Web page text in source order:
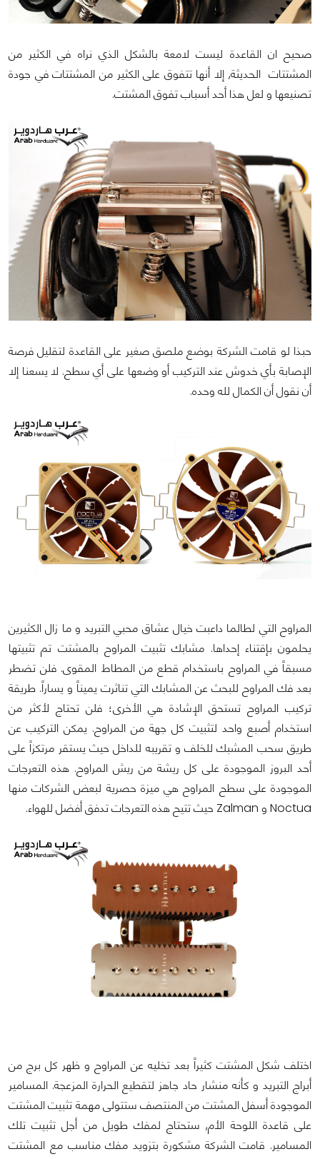
صحيح ان القاعدة ليست لامعة بالشكل الذي نراه في الكثير من
المشتتات الحديثة, إلا أنها تتفوق على الكثير من المشتتات في جودة
تصنيعها و لعل هذا أحد أسباب تفوق المشتت.
حبذا لو قامت الشركة بوضع ملصق صغير على القاعدة لتقليل فرصة
الإصابة بأي خدوش عند التركيب أو وضعها على أي سطح. لا يسعنا إلا
أن نقول أن الكمال لله وحده.
المراوح التي لطالما داعبت خيال عشاق محبي التبريد و ما زال الكثيرين
يحلمون بإقتناء إحداها. مشابك تثبيت المراوح بالمشتت تم تثبيتها
مسبقاً في المراوح باستخدام قطع من المطاط المقوى. فلن تضطر
بعد فك المراوح للبحث عن المشابك التي تناثرت يميناً و يساراً. طريقة
تركيب المراوح تستحق الإشادة هي الأخرى؛ فلن تحتاج لأكثر من
استخدام أصبع واحد لتثبيت كل جهة من المراوح. يمكن التركيب عن
طريق سحب المشبك للخلف و تقريبه للداخل حيث يستقر مرتكزاً على
أحد البروز الموجودة على كل ريشة من ريش المراوح. هذه التعرجات
الموجودة على سطح المراوح هي ميزة حصرية لبعض الشركات منها
Noctua و Zalman حيث تتيح هذه التعرجات تدفق أفضل للهواء.
اختلف شكل المشتت كثيراً بعد تخليه عن المراوح و ظهر كل برج من
أبراج التبريد و كأنه منشار حاد جاهز لتقطيع الحرارة المزعجة. المسامير
الموجودة أسفل المشتت من المنتصف ستتولى مهمة تثبيت المشتت
على قاعدة اللوحة الأم, ستحتاج لمفك طويل من أجل تثبيت تلك
المسامير. قامت الشركة مشكورة بتزويد مفك مناسب مع المشتت